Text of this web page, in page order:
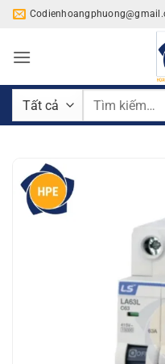
Bỏ
nội
Tìm